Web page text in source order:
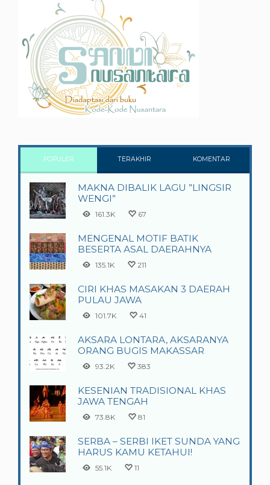
POPULER TERAKHIR KOMENTAR
MAKNA DIBALIK LAGU ”LINGSIR
WENGI”
161.3K 67
MENGENAL MOTIF BATIK
BESERTA ASAL DAERAHNYA
135.1K 211
CIRI KHAS MASAKAN 3 DAERAH
PULAU JAWA
101.7K 41
AKSARA LONTARA, AKSARANYA
ORANG BUGIS MAKASSAR
93.2K 383
KESENIAN TRADISIONAL KHAS
JAWA TENGAH
73.8K 81
SERBA – SERBI IKET SUNDA YANG
HARUS KAMU KETAHUI!
55.1K 11